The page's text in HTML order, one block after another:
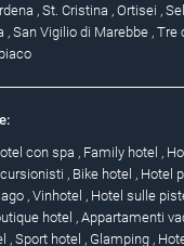
, St. Cristina , Ortisei ,
, San Vigilio di Marebbe , Tre
con spa , Family hotel ,
, Bike hotel , Hotel
, Vinhotel , Hotel sulle
hotel , Appartamenti
, Sport hotel , Glamping ,